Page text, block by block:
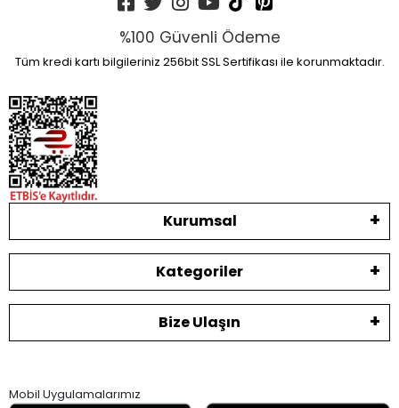
%100 Güvenli Ödeme
Tüm kredi kartı bilgileriniz 256bit SSL Sertifikası ile korunmaktadır.
Kurumsal
Kategoriler
Bize Ulaşın
Mobil Uygulamalarımız